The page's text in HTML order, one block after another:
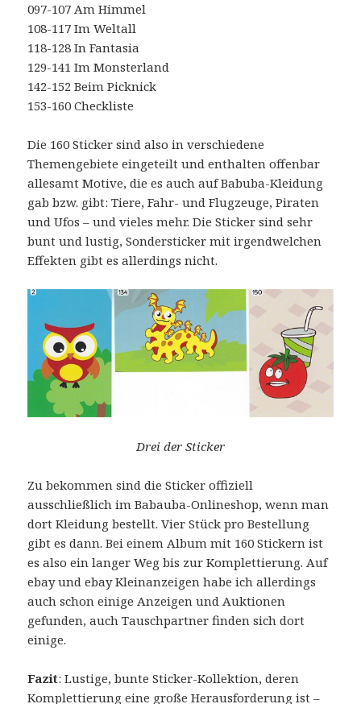
097-107 Am Himmel
108-117 Im Weltall
118-128 In Fantasia
129-141 Im Monsterland
142-152 Beim Picknick
153-160 Checkliste
Die 160 Sticker sind also in verschiedene
Themengebiete eingeteilt und enthalten offenbar
allesamt Motive, die es auch auf Babuba-Kleidung
gab bzw. gibt: Tiere, Fahr- und Flugzeuge, Piraten
und Ufos – und vieles mehr. Die Sticker sind sehr
bunt und lustig, Sondersticker mit irgendwelchen
Effekten gibt es allerdings nicht.
Drei der Sticker
Zu bekommen sind die Sticker offiziell
ausschließlich im Babauba-Onlineshop, wenn man
dort Kleidung bestellt. Vier Stück pro Bestellung
gibt es dann. Bei einem Album mit 160 Stickern ist
es also ein langer Weg bis zur Komplettierung. Auf
ebay und ebay Kleinanzeigen habe ich allerdings
auch schon einige Anzeigen und Auktionen
gefunden, auch Tauschpartner finden sich dort
einige.
Fazit: Lustige, bunte Sticker-Kollektion, deren
Komplettierung eine große Herausforderung ist –